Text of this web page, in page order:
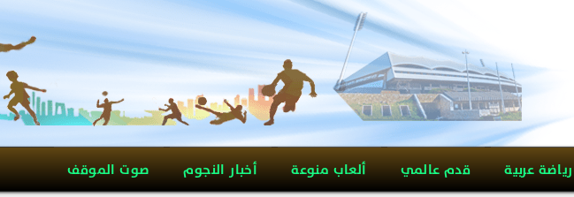
رياضة عربية قدم عالمي ألعاب منوعة أخبار النجوم صوت الموقف